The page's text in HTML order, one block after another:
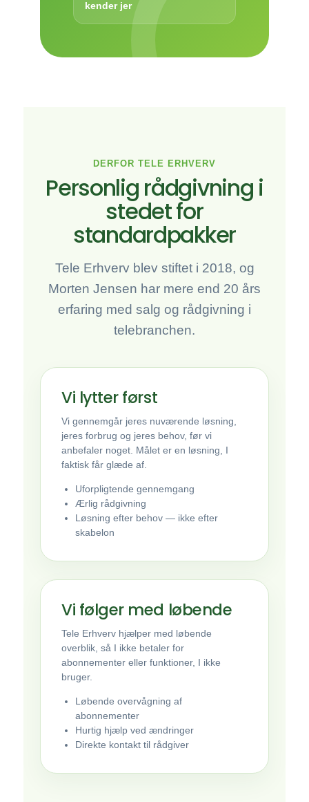
kender jer
DERFOR TELE ERHVERV
Personlig rådgivning i
stedet for
standardpakker
Tele Erhverv blev stiftet i 2018, og
Morten Jensen har mere end 20 års
erfaring med salg og rådgivning i
telebranchen.
Vi lytter først
Vi gennemgår jeres nuværende løsning,
jeres forbrug og jeres behov, før vi
anbefaler noget. Målet er en løsning, I
faktisk får glæde af.
Uforpligtende gennemgang
Ærlig rådgivning
Løsning efter behov — ikke efter
skabelon
Vi følger med løbende
Tele Erhverv hjælper med løbende
overblik, så I ikke betaler for
abonnementer eller funktioner, I ikke
bruger.
Løbende overvågning af
abonnementer
Hurtig hjælp ved ændringer
Direkte kontakt til rådgiver